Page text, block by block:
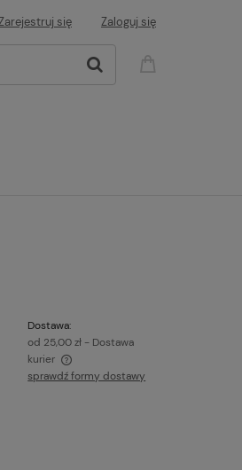
się Zaloguj się
Dostawa:
od 25,00 zł - Dostawa
kurier
sprawdź formy dostawy